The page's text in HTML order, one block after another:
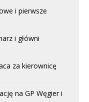
i pierwsze
i główni
za kierownicę
na GP Węgier i